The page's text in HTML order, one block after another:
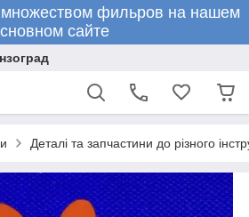
фильров на нашем
сайте
Деталі та запчастини до різного